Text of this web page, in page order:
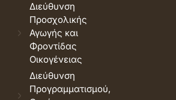
Διεύθυνση
Προσχολικής
Αγωγής και
Φροντίδας
Οικογένειας
Διεύθυνση
Προγραμματισμού,